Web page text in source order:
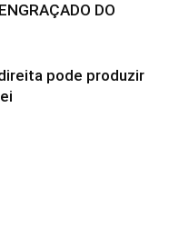
DO
pode produzir